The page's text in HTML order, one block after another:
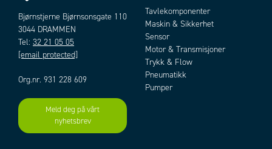
Add to existing cart row
Bjørnstjerne Bjørnsonsgate 110
3044 DRAMMEN
Tel: 32 21 05 05
[email protected]
Org.nr. 931 228 609
Meld deg på vårt
nyhetsbrev
Tavlekomponenter
Maskin & Sikkerhet
Sensor
Motor & Transmisjoner
Trykk & Flow
Pneumatikk
Pumper